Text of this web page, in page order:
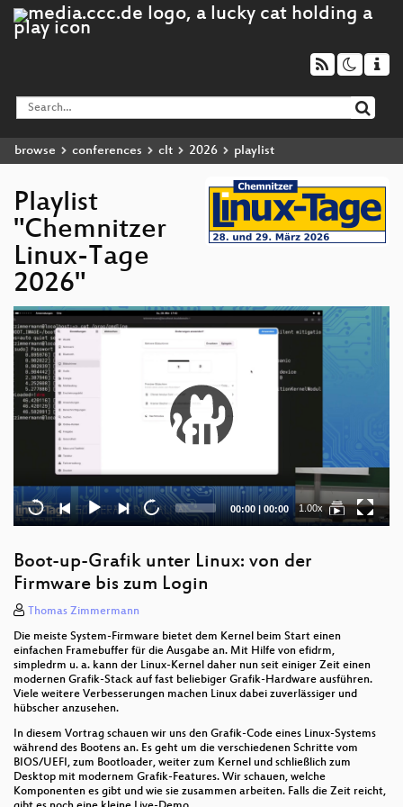
browse conferences clt 2026 playlist
Playlist
"Chemnitzer
Linux-Tage
2026"
Video
Player
Current
00:00 | Total
duration
00:00 1.00x
Boot-up-Grafik unter Linux: von der
Firmware bis zum Login
Thomas Zimmermann
Die meiste System-Firmware bietet dem Kernel beim Start einen
einfachen Framebuffer für die Ausgabe an. Mit Hilfe von efidrm,
simpledrm u. a. kann der Linux-Kernel daher nun seit einiger Zeit einen
modernen Grafik-Stack auf fast beliebiger Grafik-Hardware ausführen.
Viele weitere Verbesserungen machen Linux dabei zuverlässiger und
hübscher anzusehen.
In diesem Vortrag schauen wir uns den Grafik-Code eines Linux-Systems
während des Bootens an. Es geht um die verschiedenen Schritte vom
BIOS/UEFI, zum Bootloader, weiter zum Kernel und schließlich zum
Desktop mit modernem Grafik-Features. Wir schauen, welche
Komponenten es gibt und wie sie zusammen arbeiten. Falls die Zeit reicht,